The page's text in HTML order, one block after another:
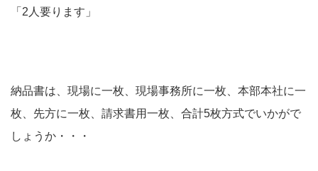
「2人要ります」
納品書は、現場に一枚、現場事務所に一枚、本部本社に一
枚、先方に一枚、請求書用一枚、合計5枚方式でいかがで
しょうか・・・